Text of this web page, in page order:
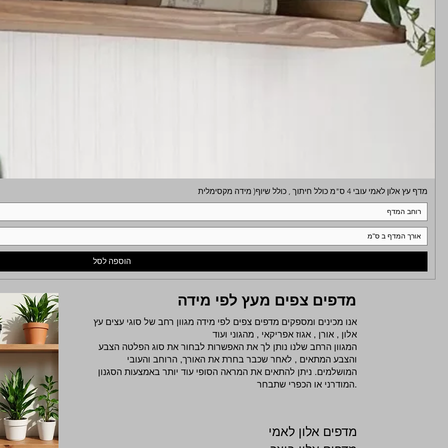
מדף עץ אלון לאמי עובי 4 ס"מ כולל חיתוך , כולל שיוף( מידה מקסימלית
רוחב המדף
אורך המדף ב ס"מ
הוספה לסל
מדפים צפים מעץ לפי מידה
אנו מכינים ומספקים מדפים צפים לפי מידה מגוון רחב של סוגי עצים עץ
אלון , אורן , אגוז אפריקאי , מהגוני ועוד
המגוון הרחב שלנו נותן לך את האפשרות לבחור את סוג הפלטה הצבע
והצבע המתאים , לאחר שכבר בחרת את האורך, הרוחב והעובי
המושלמים. ניתן להתאים את המראה הסופי עוד יותר באמצעות הסגנון
המודרני או הכפרי שתבחר.
מדפים אלון לאמי